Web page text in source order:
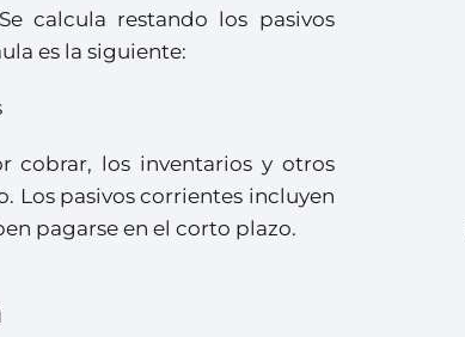
calcula restando los pasivos
es la siguiente:
cobrar, los inventarios y otros
Los pasivos corrientes incluyen
pagarse en el corto plazo.